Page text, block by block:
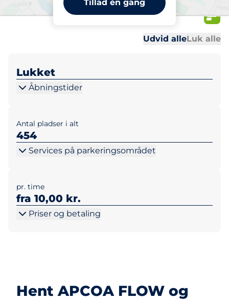
Tillad én gang
45
Udvid alleLuk alle
Lukket
Åbningstider
Antal pladser i alt
454
Services på parkeringsområdet
pr. time
fra 10,00 kr.
Priser og betaling
Hent APCOA FLOW og